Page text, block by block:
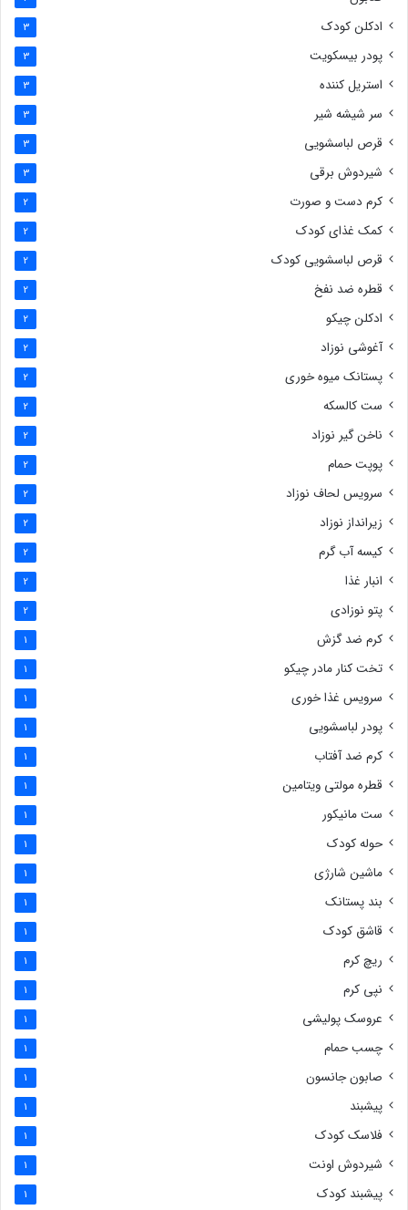
ادکلن کودک 3
پودر بیسکویت 3
استریل کننده 3
سر شیشه شیر 3
قرص لباسشویی 3
شیردوش برقی 3
کرم دست و صورت 2
کمک غذای کودک 2
قرص لباسشویی کودک 2
قطره ضد نفخ 2
ادکلن چیکو 2
آغوشی نوزاد 2
پستانک میوه خوری 2
ست کالسکه 2
ناخن گیر نوزاد 2
پوپت حمام 2
سرویس لحاف نوزاد 2
زیرانداز نوزاد 2
کیسه آب گرم 2
انبار غذا 2
پتو نوزادی 2
کرم ضد گزش 1
تخت کنار مادر چیکو 1
سرویس غذا خوری 1
پودر لباسشویی 1
کرم ضد آفتاب 1
قطره مولتی ویتامین 1
ست مانیکور 1
حوله کودک 1
ماشین شارژی 1
بند پستانک 1
قاشق کودک 1
ریچ کرم 1
نپی کرم 1
عروسک پولیشی 1
چسب حمام 1
صابون جانسون 1
پیشبند 1
فلاسک کودک 1
شیردوش اونت 1
پیشبند کودک 1